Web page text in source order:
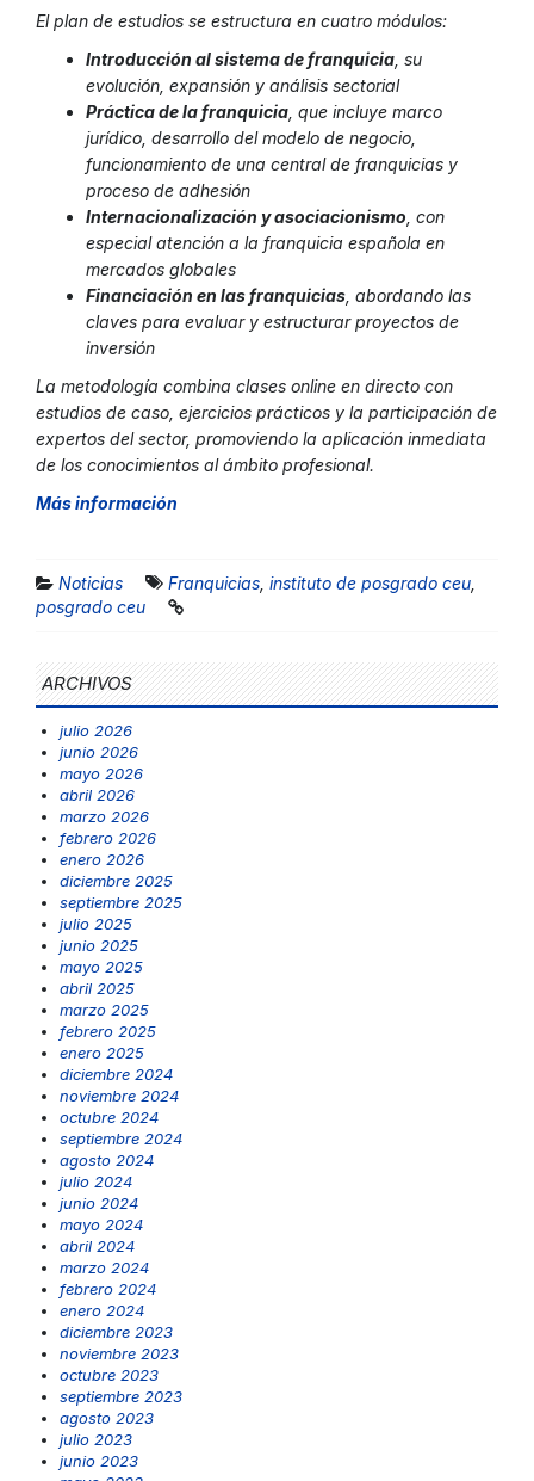
El plan de estudios se estructura en cuatro módulos:
Introducción al sistema de franquicia , su
evolución, expansión y análisis sectorial
Práctica de la franquicia , que incluye marco
jurídico, desarrollo del modelo de negocio,
funcionamiento de una central de franquicias y
proceso de adhesión
Internacionalización y asociacionismo , con
especial atención a la franquicia española en
mercados globales
Financiación en las franquicias , abordando las
claves para evaluar y estructurar proyectos de
inversión
La metodología combina clases online en directo con
estudios de caso, ejercicios prácticos y la participación de
expertos del sector, promoviendo la aplicación inmediata
de los conocimientos al ámbito profesional.
Más información
Noticias Franquicias instituto de posgrado ceu
posgrado ceu
ARCHIVOS
julio 2026
junio 2026
mayo 2026
abril 2026
marzo 2026
febrero 2026
enero 2026
diciembre 2025
septiembre 2025
julio 2025
junio 2025
mayo 2025
abril 2025
marzo 2025
febrero 2025
enero 2025
diciembre 2024
noviembre 2024
octubre 2024
septiembre 2024
agosto 2024
julio 2024
junio 2024
mayo 2024
abril 2024
marzo 2024
febrero 2024
enero 2024
diciembre 2023
noviembre 2023
octubre 2023
septiembre 2023
agosto 2023
julio 2023
junio 2023